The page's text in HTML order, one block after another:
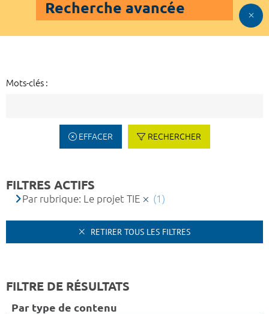
Recherche avancée
Mots-clés :
EFFACER RECHERCHER
FILTRES ACTIFS
Par rubrique: Le projet TIE (1)
RETIRER TOUS LES FILTRES
FILTRE DE RÉSULTATS
Par type de contenu